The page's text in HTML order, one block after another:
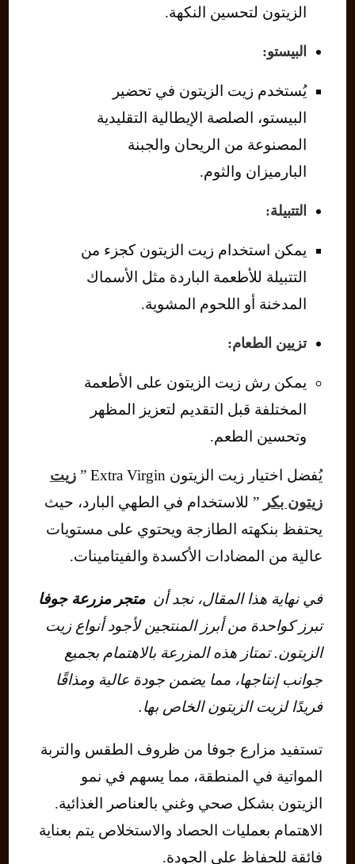
الزيتون لتحسين النكهة.
البيستو:
يُستخدم زيت الزيتون في تحضير
البيستو، الصلصة الإيطالية التقليدية
المصنوعة من الريحان والجبنة
البارميزان والثوم.
التتبيلة:
يمكن استخدام زيت الزيتون كجزء من
التتبيلة للأطعمة الباردة مثل الأسماك
المدخنة أو اللحوم المشوية.
تزيين الطعام:
يمكن رش زيت الزيتون على الأطعمة
المختلفة قبل التقديم لتعزيز المظهر
وتحسين الطعم.
يُفضل اختيار زيت الزيتون Extra Virgin ”
زيت
زيتون بكر ” للاستخدام في الطهي البارد، حيث
يحتفظ بنكهته الطازجة ويحتوي على مستويات
عالية من المضادات الأكسدة والفيتامينات.
في نهاية هذا المقال، نجد أن متجر مزرعة جوفا
تبرز كواحدة من أبرز المنتجين لأجود أنواع زيت
الزيتون. تمتاز هذه المزرعة بالاهتمام بجميع
جوانب إنتاجها، مما يضمن جودة عالية ومذاقًا
فريدًا لزيت الزيتون الخاص بها.
تستفيد مزارع جوفا من ظروف الطقس والتربة
المواتية في المنطقة، مما يسهم في نمو
الزيتون بشكل صحي وغني بالعناصر الغذائية.
الاهتمام بعمليات الحصاد والاستخلاص يتم بعناية
فائقة للحفاظ على الجودة.